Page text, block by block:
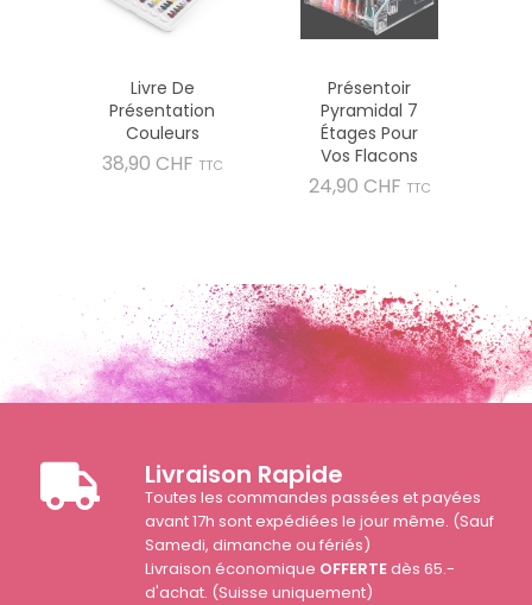
Livre De
Présentation
Couleurs
38,90 CHF Prix
TTC
Présentoir
Pyramidal 7
Étages Pour
Vos Flacons
24,90 CHF Prix
TTC
Livraison Rapide
Toutes les commandes passées et payées
avant 17h sont expédiées le jour même. (Sauf
Samedi, dimanche ou fériés)
Livraison économique OFFERTEdès 65.-
d'achat. (Suisse uniquement)